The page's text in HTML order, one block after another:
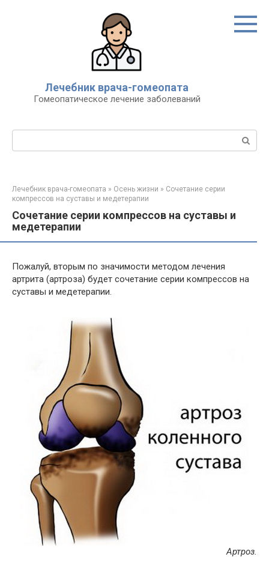
Лечебник врача-гомеопата
Гомеопатическое лечение заболеваний
Поиск:
Лечебник врача-гомеопата » Осень жизни » Сочетание серии
компрессов на суставы и медетерапии
Сочетание серии компрессов на суставы и
медетерапии
Пожалуй, вторым по значимости методом лечения
артрита (артроза) будет сочетание серии компрессов на
суставы и медетерапии.
Артроз.